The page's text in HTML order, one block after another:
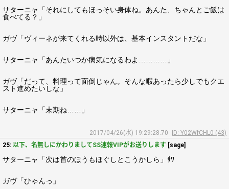
サターニャ「それにしてもほっそい身体ね。あんた、ちゃんとご飯は
食べてる？」
ガヴ「ヴィーネが来てくれる時以外は、基本インスタントだな」
サターニャ「あんたいつか病気になるわよ…………」
ガヴ「だって、料理って面倒じゃん。そんな暇あったら少しでもクエ
スト進めたいしな」
サターニャ「末期ね……」
2017/04/26(水) 19:29:28.70
ID: Y02WfCHL0 (43)
25: 以下、名無しにかわりましてSS速報VIPがお送りします [sage]
サターニャ「次は首のほうもほぐしとこうかしら」ｻﾜ
ガヴ「ひゃんっ」